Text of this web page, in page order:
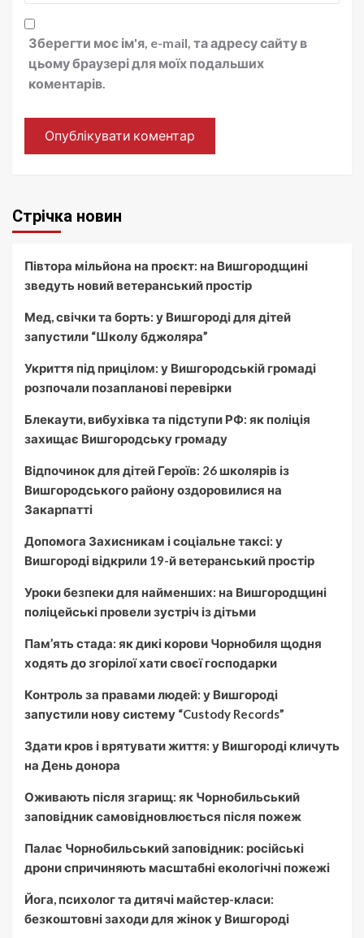
Зберегти моє ім'я, e-mail, та адресу сайту в
цьому браузері для моїх подальших
коментарів.
Стрічка новин
Півтора мільйона на проєкт: на Вишгородщині
зведуть новий ветеранський простір
Мед, свічки та борть: у Вишгороді для дітей
запустили “Школу бджоляра”
Укриття під прицілом: у Вишгородській громаді
розпочали позапланові перевірки
Блекаути, вибухівка та підступи РФ: як поліція
захищає Вишгородську громаду
Відпочинок для дітей Героїв: 26 школярів із
Вишгородського району оздоровилися на
Закарпатті
Допомога Захисникам і соціальне таксі: у
Вишгороді відкрили 19-й ветеранський простір
Уроки безпеки для найменших: на Вишгородщині
поліцейські провели зустріч із дітьми
Пам’ять стада: як дикі корови Чорнобиля щодня
ходять до згорілої хати своєї господарки
Контроль за правами людей: у Вишгороді
запустили нову систему “Custody Records”
Здати кров і врятувати життя: у Вишгороді кличуть
на День донора
Оживають після згарищ: як Чорнобильський
заповідник самовідновлюється після пожеж
Палає Чорнобильський заповідник: російські
дрони спричиняють масштабні екологічні пожежі
Йога, психолог та дитячі майстер-класи:
безкоштовні заходи для жінок у Вишгороді